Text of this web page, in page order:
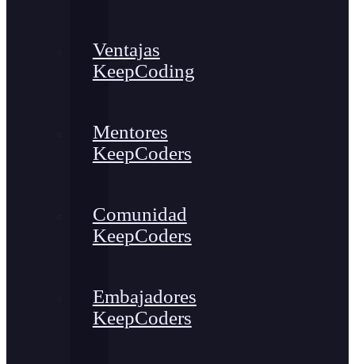
Ventajas
KeepCoding
Mentores
KeepCoders
Comunidad
KeepCoders
Embajadores
KeepCoders